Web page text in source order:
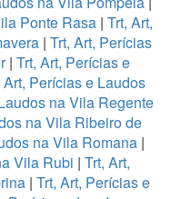
Ponte Rasa | Trt, Art,
| Trt, Art, Perícias
| Trt, Art, Perícias e
Art, Perícias e Laudos
na Vila Regente
na Vila Ribeiro de
na Vila Romana |
Vila Rubi | Trt, Art,
| Trt, Art, Perícias e